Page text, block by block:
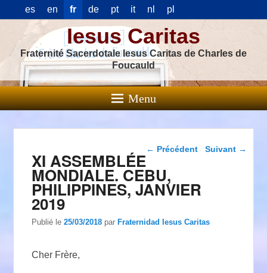
es en fr de pt it nl pl
Iesus Caritas
Fraternité Sacerdotale Iesus Caritas de Charles de
Foucauld
Menu
Navigation dans les
← Précédent Suivant →
XI ASSEMBLÉE
MONDIALE. CEBU,
PHILIPPINES, JANVIER
2019
Publié le25/03/2018 parFraternidad Iesus Caritas
Cher Frère,